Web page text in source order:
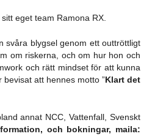
eget team Ramona RX.
svåra blygsel genom ett outtröttligt
om riskerna, och om hur hon och
och rätt mindset för att kunna
att hennes motto ”Klart det
annat NCC, Vattenfall, Svenskt
och bokningar, maila: